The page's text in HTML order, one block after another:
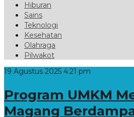
Hiburan
Sains
Teknologi
Kesehatan
Olahraga
Pilwakot
19 Agustus 2025 4:21 pm
Program UMKM
Magang